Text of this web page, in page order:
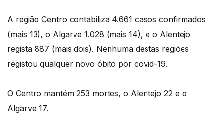
A região Centro contabiliza 4.661 casos confirmados
(mais 13), o Algarve 1.028 (mais 14), e o Alentejo
regista 887 (mais dois). Nenhuma destas regiões
registou qualquer novo óbito por covid-19.
O Centro mantém 253 mortes, o Alentejo 22 e o
Algarve 17.